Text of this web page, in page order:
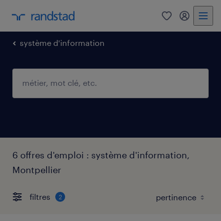
0 mon
système d'information
6 offres d'emploi : système d'information,
Montpellier
filtres 2